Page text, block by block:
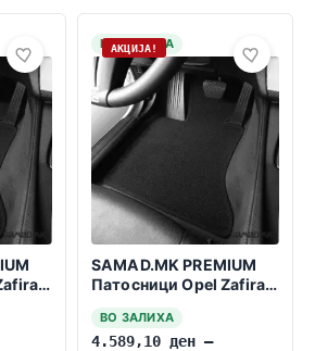
НА ЗАЛИХА
АКЦИЈА!
SAMAD.MK PREMIUM
Патосници Opel Zafira
Sedista
ВО ЗАЛИХА
4.589,10 ден –